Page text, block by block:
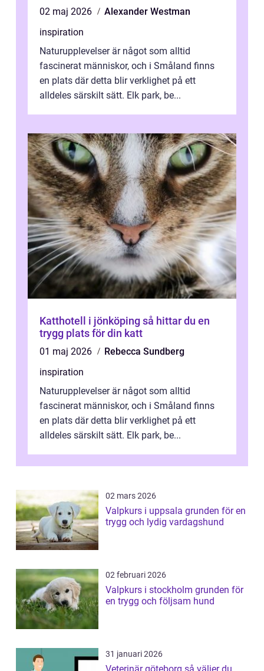
02 maj 2026
Alexander Westman
inspiration
Naturupplevelser är något som alltid
fascinerat människor, och i Småland finns
en plats där detta blir verklighet på ett
alldeles särskilt sätt. Elk park, be...
Katthotell i jönköping så hittar du en
trygg plats för din katt
01 maj 2026
Rebecca Sundberg
inspiration
Naturupplevelser är något som alltid
fascinerat människor, och i Småland finns
en plats där detta blir verklighet på ett
alldeles särskilt sätt. Elk park, be...
02 mars 2026
Valpkurs i uppsala grunden för en
trygg och lydig vardagshund
02 februari 2026
Valpkurs i stockholm grunden för
en trygg och följsam hund
31 januari 2026